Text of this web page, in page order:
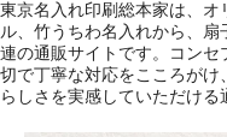
東京名入れ印刷総本家は、
ル、竹うちわ名入れから、
連の通販サイトです。コン
切で丁寧な対応をこころが
らしさを実感していただける